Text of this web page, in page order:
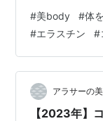
とで、栄養面の
織を作ってくれ
もあります。
える役割もあり
ラボン』は女性
ップ効果が期待
#美body #体
#エラスチン #
アラサーの
【2023年】